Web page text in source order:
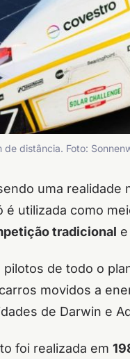
distância. Foto:
uma realidade
utilizada como
tradicional
pilotos de todo o
movidos a
de Darwin e
foi realizada em